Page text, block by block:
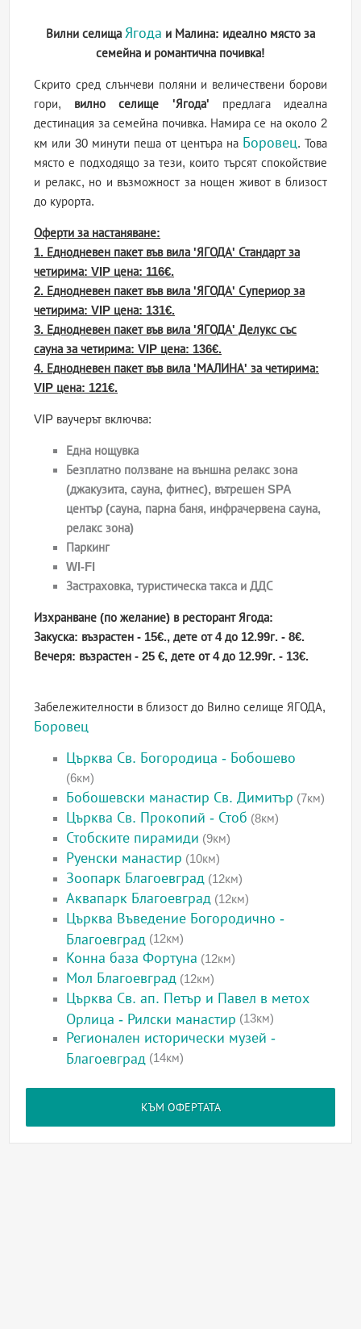
Вилни селища Ягода и Малина: идеално място за
семейна и романтична почивка!
Скрито сред слънчеви поляни и величествени борови
гори, вилно селище 'Ягода' предлага идеална
дестинация за семейна почивка. Намира се на около 2
км или 30 минути пеша от центъра на Боровец. Това
място е подходящо за тези, които търсят спокойствие
и релакс, но и възможност за нощен живот в близост
до курорта.
Оферти за настаняване:
1. Еднодневен пакет във вила 'ЯГОДА' Стандарт за
четирима: VIP цена: 116€.
2. Еднодневен пакет във вила 'ЯГОДА' Супериор за
четирима: VIP цена: 131€.
3. Еднодневен пакет във вила 'ЯГОДА' Делукс със
сауна за четирима: VIP цена: 136€.
4. Еднодневен пакет във вила 'МАЛИНА' за четирима:
VIP цена: 121€.
VIP ваучерът включва:
Една нощувка
Безплатно ползване на външна релакс зона
(джакузита, сауна, фитнес), вътрешен SPA
център (сауна, парна баня, инфрачервена сауна,
релакс зона)
Паркинг
WI-FI
Застраховка, туристическа такса и ДДС
Изхранване (по желание) в ресторант Ягода:
Закуска: възрастен - 15€., дете от 4 до 12.99г. - 8€.
Вечеря: възрастен - 25 €, дете от 4 до 12.99г. - 13€.
Забележителности в близост до Вилно селище ЯГОДА,
Боровец
Църква Св. Богородица - Бобошево
(6км)
Бобошевски манастир Св. Димитър (7км)
Църква Св. Прокопий - Стоб (8км)
Стобските пирамиди (9км)
Руенски манастир (10км)
Зоопарк Благоевград (12км)
Аквапарк Благоевград (12км)
Църква Въведение Богородично -
Благоевград (12км)
Конна база Фортуна (12км)
Мол Благоевград (12км)
Църква Св. ап. Петър и Павел в метох
Орлица - Рилски манастир (13км)
Регионален исторически музей -
Благоевград (14км)
КЪМ ОФЕРТАТА